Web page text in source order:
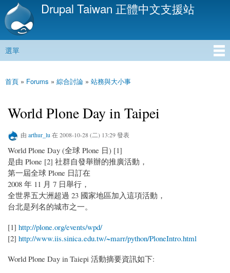
移
內
Drupal Taiwan 正體中文支援站
主選單
選單
您在這裡
首頁 » Forums » 綜合討論 » 站務與大小事
World Plone Day in Taipei
由 arthur_lu 在 2008-10-28 (二) 13:29 發表
World Plone Day (全球 Plone 日) [1]
是由 Plone [2] 社群自發舉辦的推廣活動，
第一屆全球 Plone 日訂在
2008 年 11 月 7 日舉行，
全世界五大洲超過 23 國家地區加入這項活動，
台北是列名的城市之一。
[1] http://plone.org/events/wpd/
[2] http://www.iis.sinica.edu.tw/~marr/python/PloneIntro.html
World Plone Day in Taiepi 活動摘要資訊如下: